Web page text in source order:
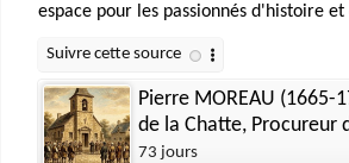
espace pour les passionnés d'histoire
Pierre MOREAU (1665-
de la Chatte, Procureur
73 jours